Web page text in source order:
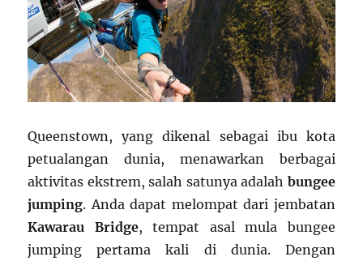
Queenstown, yang dikenal sebagai ibu kota
petualangan dunia, menawarkan berbagai
aktivitas ekstrem, salah satunya adalah bungee
jumping. Anda dapat melompat dari jembatan
Kawarau Bridge, tempat asal mula bungee
jumping pertama kali di dunia. Dengan